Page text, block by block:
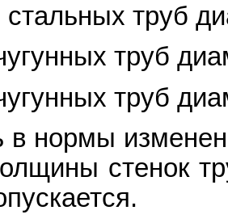
стальных труб
труб
труб
в нормы
стенок